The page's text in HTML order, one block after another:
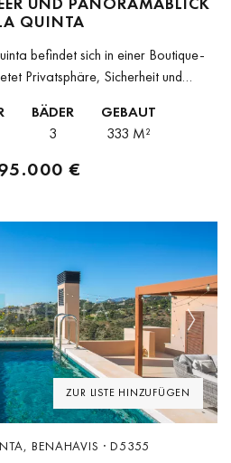
QUINTA
befindet sich in einer Boutique-
Privatsphäre, Sicherheit und
von Golfplätzen...
BÄDER
3
GEBAUT
333 M²
€
ZUR LISTE HINZUFÜGEN
Next
BENAHAVIS · D5355